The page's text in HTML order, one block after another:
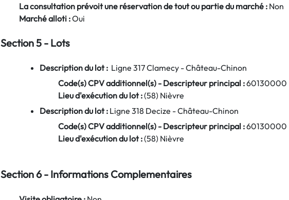
La consultation prévoit une réservation de tout ou partie du marché : Non
Marché alloti :Oui
Section 5 - Lots
Description du lot : Ligne 317 Clamecy - Château-Chinon
Code(s) CPV additionnel(s) - Descripteur principal :60130000
Lieu d'exécution du lot :(58) Nièvre
Description du lot : Ligne 318 Decize - Château-Chinon
Code(s) CPV additionnel(s) - Descripteur principal :60130000
Lieu d'exécution du lot :(58) Nièvre
Section 6 - Informations Complementaires